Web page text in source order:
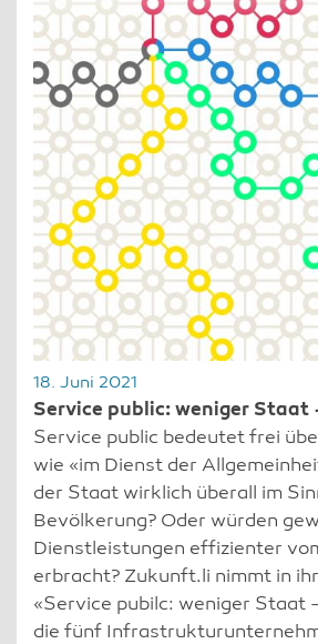
18. Juni 2021
Service public: weniger Staat
Service public bedeutet frei
wie «im Dienst der
der Staat wirklich überall im
Bevölkerung? Oder würden
Dienstleistungen effizienter
erbracht? Zukunft.li nimmt in
«Service pubilc: weniger Staat
die fünf